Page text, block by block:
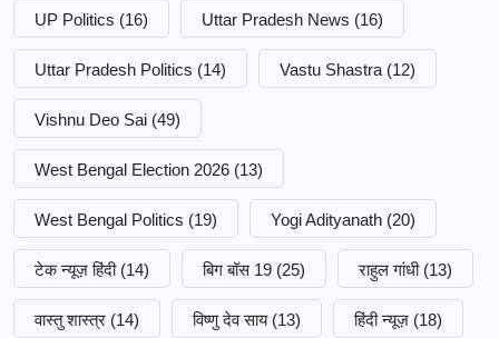
UP Politics (16) Uttar Pradesh News (16)
Uttar Pradesh Politics (14) Vastu Shastra (12)
Vishnu Deo Sai (49)
West Bengal Election 2026 (13)
West Bengal Politics (19) Yogi Adityanath (20)
टेक न्यूज़ हिंदी (14) बिग बॉस 19 (25) राहुल गांधी (13)
वास्तु शास्त्र (14) विष्णु देव साय (13) हिंदी न्यूज़ (18)